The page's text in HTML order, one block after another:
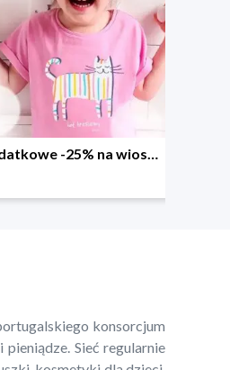
Dodatkowe -25% na wiosenne nowości
konsorcjum
Sieć regularnie